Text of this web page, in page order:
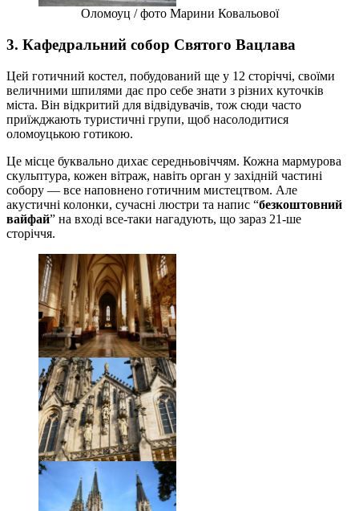
Оломоуц / фото Марини Ковальової
3. Кафедральний собор Святого Вацлава
Цей готичний костел, побудований ще у 12 сторіччі, своїми
величними шпилями дає про себе знати з різних куточків
міста. Він відкритий для відвідувачів, тож сюди часто
приїжджають туристичні групи, щоб насолодитися
оломоуцькою готикою.
Це місце буквально дихає середньовіччям. Кожна мармурова
скульптура, кожен вітраж, навіть орган у західній частині
собору — все наповнено готичним мистецтвом. Але
акустичні колонки, сучасні люстри та напис “безкоштовний
вайфай” на вході все-таки нагадують, що зараз 21-ше
сторіччя.